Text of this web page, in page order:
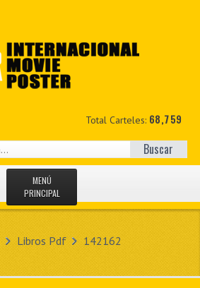
Total Carteles: 68,759
Buscar
MENÚ
PRINCIPAL
MIS DATOS
Libros Pdf 142162